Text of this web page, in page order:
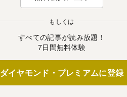
もしくは
すべての記事が読み放題！
7日間無料体験
ダイヤモンド・プレミアムに登録